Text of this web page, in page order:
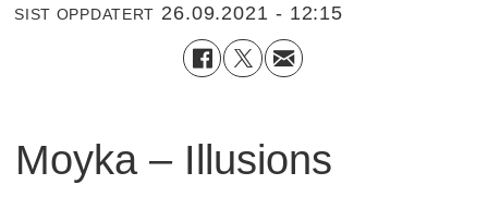
SIST OPPDATERT 26.09.2021 - 12:15
Moyka – Illusions